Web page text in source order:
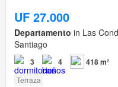
UF 27.000
Departamento in Las
Santiago
3 4 418 m²
Terraza